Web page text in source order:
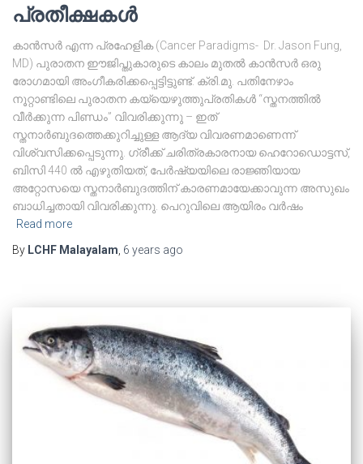
പ്രതീക്ഷകൾ
കാൻസർ എന്ന പ്രഹേളിക (Cancer Paradigms- Dr. Jason Fung,
MD) പുരാതന ഈജിപ്തുകാരുടെ കാലം മുതൽ കാൻസർ ഒരു
രോഗമായി അംഗീകരിക്കപ്പെട്ടിട്ടുണ്ട്. ക്രി.മു. പതിനേഴാം
നൂറ്റാണ്ടിലെ പുരാതന കയ്യെഴുത്തുപ്രതികൾ “സ്തനത്തിൽ
വീർക്കുന്ന പിണ്ഡം” വിവരിക്കുന്നു – ഇത്
സ്തനാർബുദത്തെക്കുറിച്ചുള്ള ആദ്യ വിവരണമാണെന്ന്
വിശ്വസിക്കപ്പെടുന്നു. ഗ്രീക്ക് ചരിത്രകാരനായ ഹെറോഡൊട്ടസ്,
ബിസി 440 ൽ എഴുതിയത്, പേർഷ്യയിലെ രാജ്ഞിയായ
അറ്റോസയെ സ്തനാർബുദത്തിന് കാരണമായേക്കാവുന്ന അസുഖം
ബാധിച്ചതായി വിവരിക്കുന്നു. പെറുവിലെ ആയിരം വർഷം
Read more
By LCHF Malayalam 6 years ago